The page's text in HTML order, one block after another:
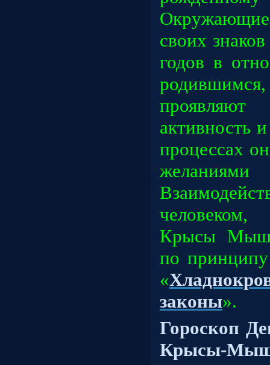
Окружающие
своих
годов в
активность
процессах
Крысы
по
«
законы».
Гороскоп
Крысы-